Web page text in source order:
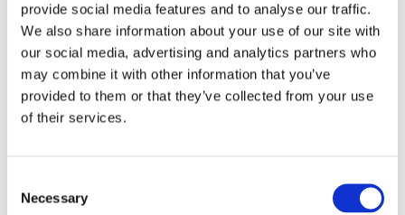
provide social media features and to analyse our traffic.
We also share information about your use of our site with
our social media, advertising and analytics partners who
may combine it with other information that you’ve
provided to them or that they’ve collected from your use
of their services.
Selection
Necessary
Storaffären: Kongsberg
Maritime köper Berg
Propulsion